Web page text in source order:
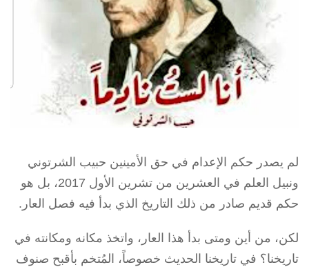
لم يصدر حكم الإعدام في حق الأمينين حبيب الشرتوني
ونبيل العلم في العشرين من تشرين الأول 2017، بل هو
حكم قديم صادر من ذلك التاريخ الذي بدأ فيه فصل العار.
لكن، من أين ومتى بدأ هذا العار، واتخذ مكانه ومكانته في
تاريخنا؟ في تاريخنا الحديث خصوصاً، المُتخم بأقبح صنوف